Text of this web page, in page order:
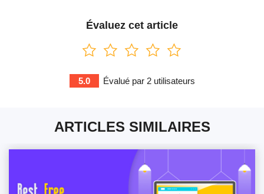
Évaluez cet article
5.0 Évalué par 2utilisateurs
ARTICLES SIMILAIRES